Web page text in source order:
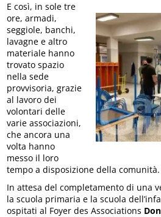
E così, in sole tre
ore, armadi,
seggiole, banchi,
lavagne e altro
materiale hanno
trovato spazio
nella sede
provvisoria, grazie
al lavoro dei
volontari delle
varie associazioni,
che ancora una
volta hanno
messo il loro
tempo a disposizione della comunità.
In attesa del completamento di una
la scuola primaria e la scuola
ospitati al Foyer des Associations